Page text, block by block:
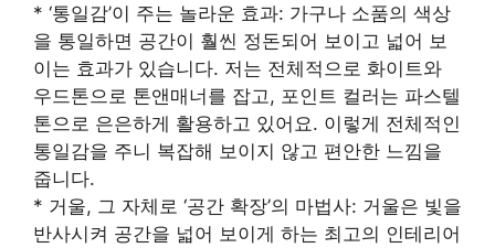
* ‘통일감’이 주는 놀라운 효과: 가구나 소품의 색상
을 통일하면 공간이 훨씬 정돈되어 보이고 넓어 보
이는 효과가 있습니다. 저는 전체적으로 화이트와
우드톤으로 톤앤매너를 잡고, 포인트 컬러는 파스텔
톤으로 은은하게 활용하고 있어요. 이렇게 전체적인
통일감을 주니 복잡해 보이지 않고 편안한 느낌을
줍니다.
* 거울, 그 자체로 ‘공간 확장’의 마법사: 거울은 빛을
반사시켜 공간을 넓어 보이게 하는 최고의 인테리어